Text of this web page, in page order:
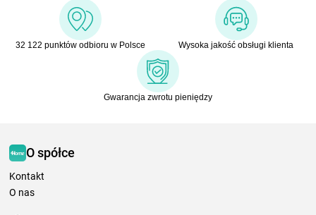
32 122 punktów odbioru w Polsce Wysoka jakość obsługi klienta
Gwarancja zwrotu pieniędzy
O spółce
Kontakt
O nas